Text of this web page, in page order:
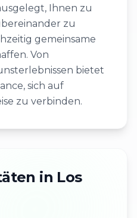
Ihnen zu
zu
gemeinsame
Von
bietet
sich auf
zu verbinden.
in Los